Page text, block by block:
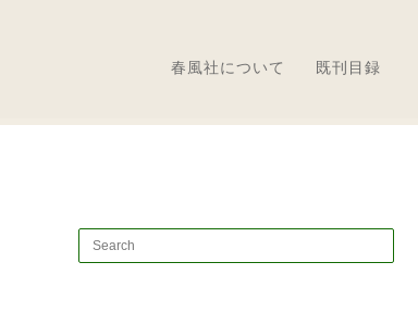
春風社について 既刊目録